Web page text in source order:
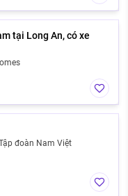
tại Long An, có xe
đoàn Nam Việt